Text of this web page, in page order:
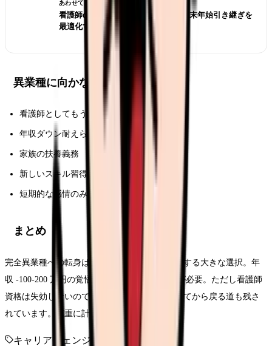
あわせて読みたい
看護師の 12 月退職｜冬ボーナス・年末年始引き継ぎを
最適化する完全ガイド
異業種に向かないタイプ
看護師としてもう少し頑張れる
年収ダウン耐えられない
家族の扶養義務
新しいスキル習得の時間なし
短期的な感情のみ
まとめ
完全異業種への転身は看護師の人生をリセットする大きな選択。年
収 -100-200 万円の覚悟と新スキル習得の時間が必要。ただし看護師
資格は失効しないので、一度別の世界を経験してから戻る道も残さ
れています。慎重に計画的に進めましょう。
キャリアチェンジ 看護師